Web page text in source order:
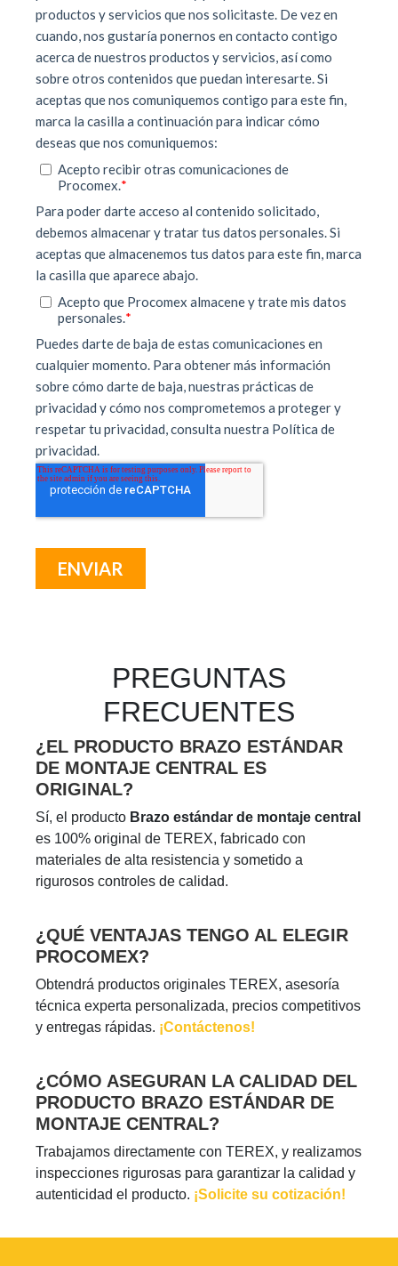
PREGUNTAS
FRECUENTES
¿EL PRODUCTO BRAZO ESTÁNDAR
DE MONTAJE CENTRAL ES
ORIGINAL?
Sí, el producto Brazo estándar de montaje central
es 100% original de TEREX, fabricado con
materiales de alta resistencia y sometido a
rigurosos controles de calidad.
¿QUÉ VENTAJAS TENGO AL ELEGIR
PROCOMEX?
Obtendrá productos originales TEREX, asesoría
técnica experta personalizada, precios competitivos
y entregas rápidas. ¡Contáctenos!
¿CÓMO ASEGURAN LA CALIDAD DEL
PRODUCTO BRAZO ESTÁNDAR DE
MONTAJE CENTRAL?
Trabajamos directamente con TEREX, y realizamos
inspecciones rigurosas para garantizar la calidad y
autenticidad el producto. ¡Solicite su cotización!